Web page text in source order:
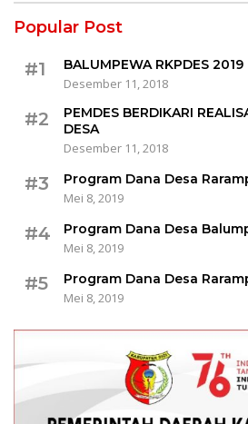
Popular Post
#1
BALUMPEWA RKPDES 2019
Desember 11, 2018
#2
PEMDES BERDIKARI
DESA
Desember 11, 2018
#3
Program Dana Desa
Mei 8, 2019
#4
Program Dana Desa
Mei 8, 2019
#5
Program Dana Desa
Mei 8, 2019